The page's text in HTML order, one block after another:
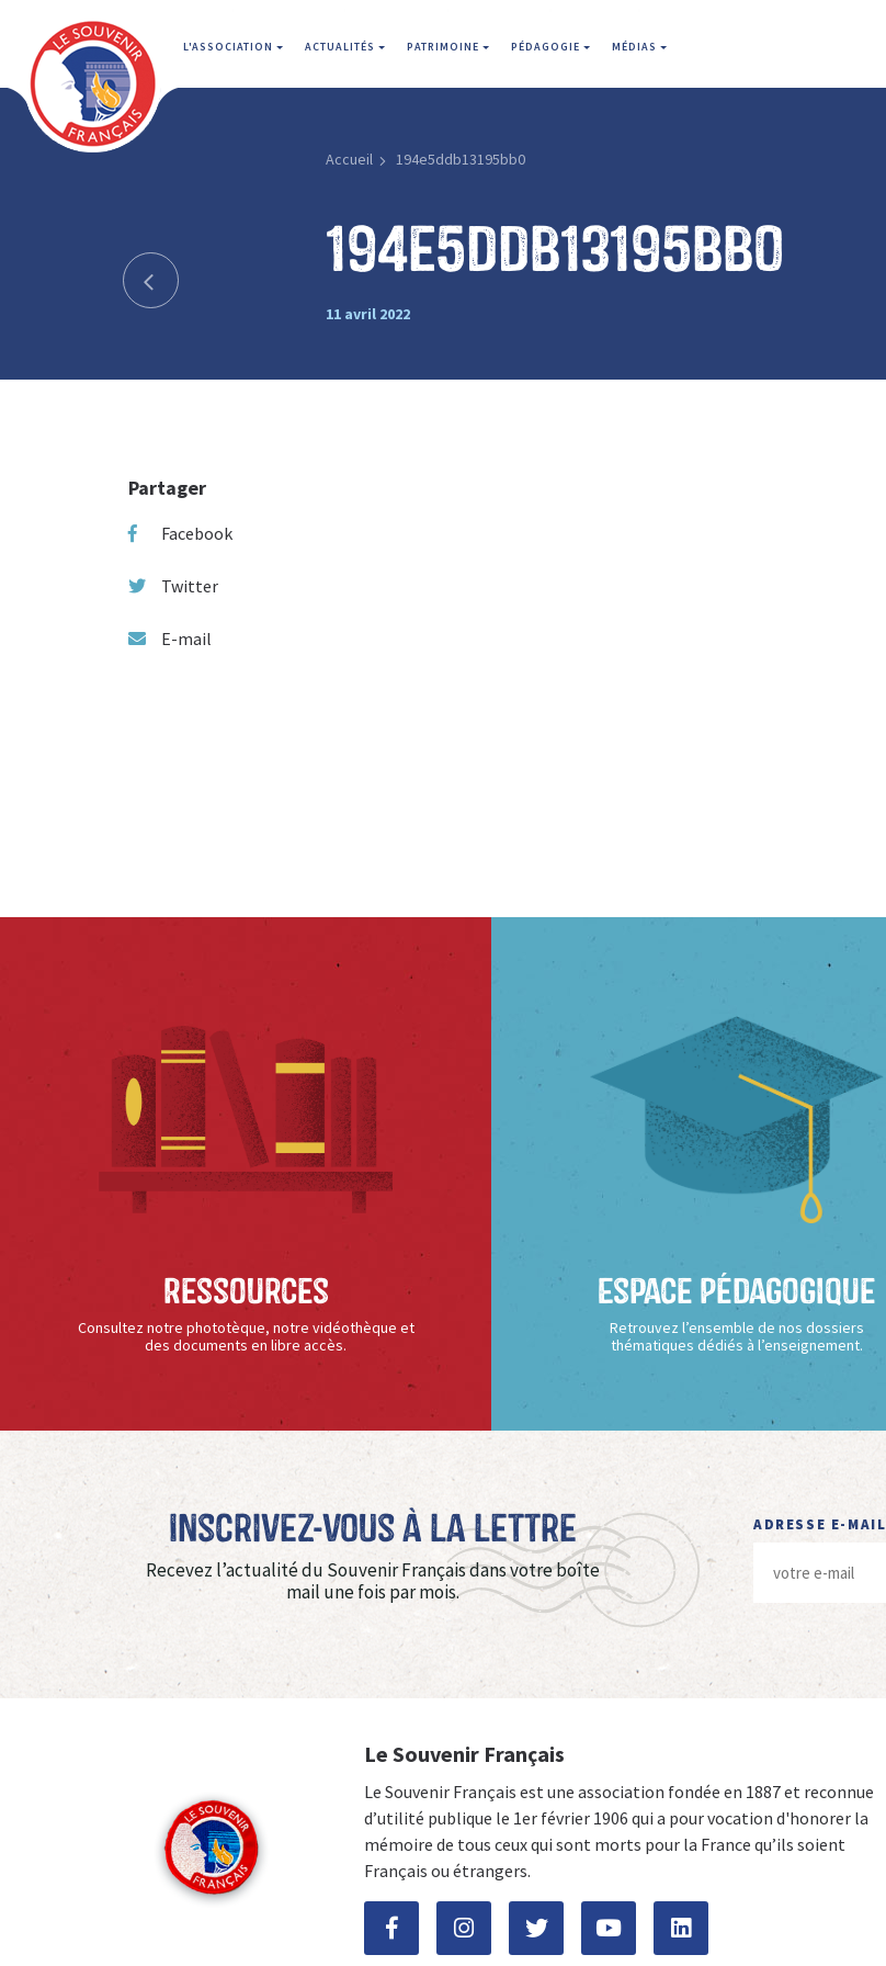
L'ASSOCIATION ACTUALITÉS PATRIMOINE PÉDAGOGIE MÉDIAS
Accueil 194e5ddb13195bb0
194e5ddb13195bb0
11 avril 2022
Partager
Facebook
Twitter
E-mail
Ressources
Consultez notre phototèque, notre vidéothèque et
des documents en libre accès.
Espace Pédagogique
Retrouvez l’ensemble de nos dossiers
thématiques dédiés à l’enseignement.
Inscrivez-vous à La Lettre
Recevez l’actualité du Souvenir Français dans votre boîte
mail une fois par mois.
ADRESSE E-MAIL
Le Souvenir Français
Le Souvenir Français est une association fondée en 1887 et reconnue
d’utilité publique le 1er février 1906 qui a pour vocation d'honorer la
mémoire de tous ceux qui sont morts pour la France qu’ils soient
Français ou étrangers.